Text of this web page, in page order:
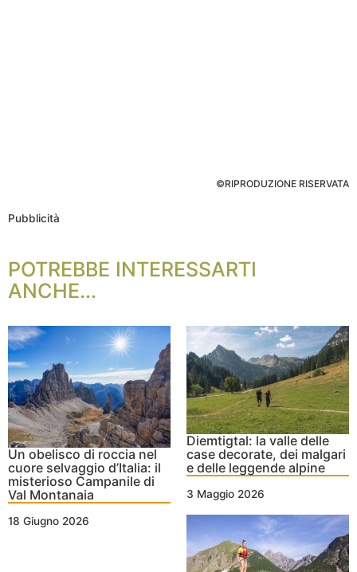
©RIPRODUZIONE RISERVATA
Pubblicità
POTREBBE INTERESSARTI
ANCHE...
Un obelisco di roccia nel
cuore selvaggio d’Italia: il
misterioso Campanile di
Val Montanaia
18 Giugno 2026
Diemtigtal: la valle delle
case decorate, dei malgari
e delle leggende alpine
3 Maggio 2026